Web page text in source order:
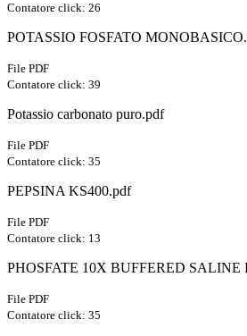
Contatore click: 26
POTASSIO FOSFATO
File PDF
Contatore click: 39
Potassio carbonato puro.pdf
File PDF
Contatore click: 35
PEPSINA KS400.pdf
File PDF
Contatore click: 13
PHOSFATE 10X BUFFERED SALINE
File PDF
Contatore click: 35